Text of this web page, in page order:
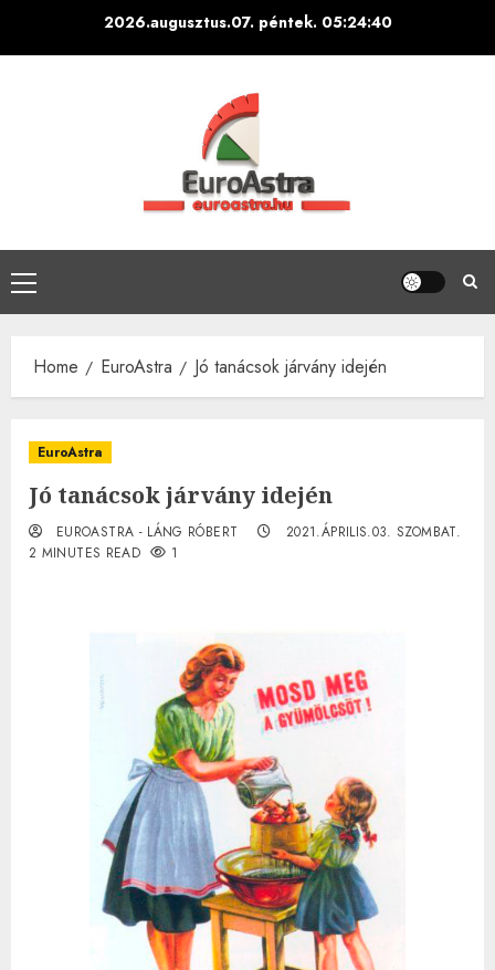
2026.augusztus.07. péntek. 05:24:41
Primary
Menu
Home EuroAstra Jó tanácsok járvány idején
EuroAstra
Jó tanácsok járvány idején
EUROASTRA - LÁNG RÓBERT
2021.ÁPRILIS.03. SZOMBAT.
2 MINUTES READ
1